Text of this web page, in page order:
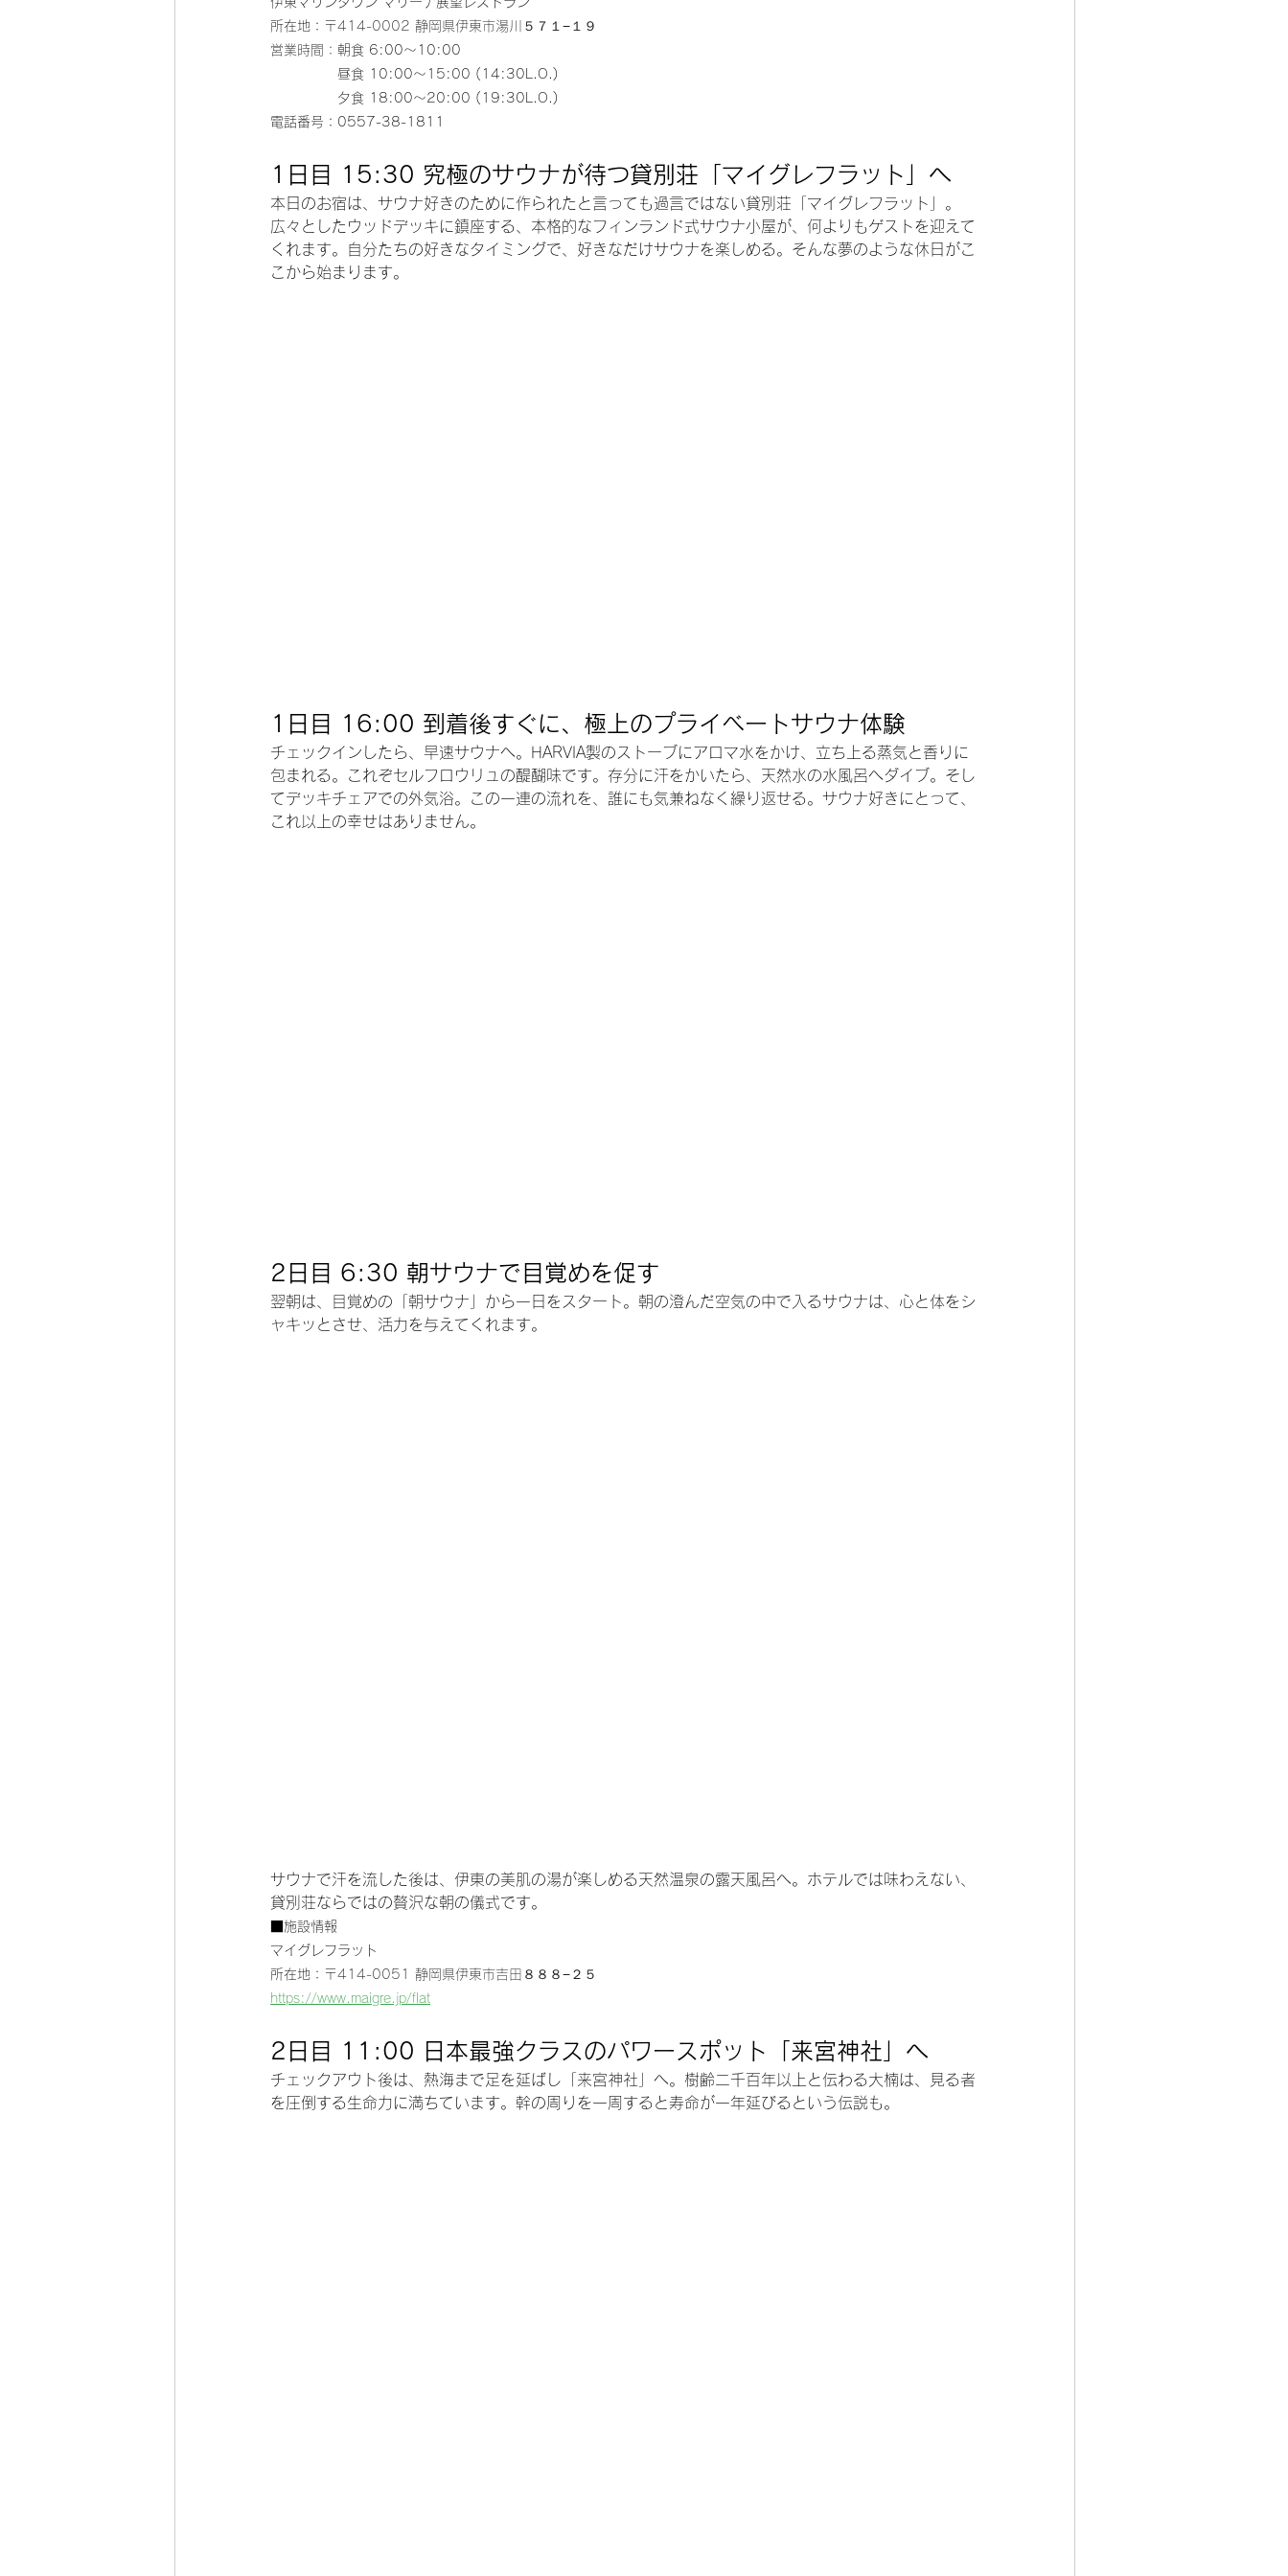
所在地： 〒414-0002 静岡県伊東市湯川５７１−１９
営業時間： 朝食 6:00～10:00
昼食 10:00～15:00 (14:30L.O.)
夕食 18:00～20:00 (19:30L.O.)
電話番号：0557-38-1811
1日目 15:30 究極のサウナが待つ貸別荘「マイグレフラット」へ
本日のお宿は、サウナ好きのために作られたと言っても過言ではない貸別荘「マイグレフラット」。
広々としたウッドデッキに鎮座する、本格的なフィンランド式サウナ小屋が、何よりもゲストを迎えて
くれます。自分たちの好きなタイミングで、好きなだけサウナを楽しめる。そんな夢のような休日がこ
こから始まります。
1日目 16:00 到着後すぐに、極上のプライベートサウナ体験
チェックインしたら、早速サウナへ。HARVIA製のストーブにアロマ水をかけ、立ち上る蒸気と香りに
包まれる。これぞセルフロウリュの醍醐味です。存分に汗をかいたら、天然水の水風呂へダイブ。そし
てデッキチェアでの外気浴。この一連の流れを、誰にも気兼ねなく繰り返せる。サウナ好きにとって、
これ以上の幸せはありません。
2日目 6:30 朝サウナで目覚めを促す
翌朝は、目覚めの「朝サウナ」から一日をスタート。朝の澄んだ空気の中で入るサウナは、心と体をシ
ャキッとさせ、活力を与えてくれます。
サウナで汗を流した後は、伊東の美肌の湯が楽しめる天然温泉の露天風呂へ。ホテルでは味わえない、
貸別荘ならではの贅沢な朝の儀式です。
■施設情報
マイグレフラット
所在地： 〒414-0051 静岡県伊東市吉田８８８−２５
https://www.maigre.jp/flat
2日目 11:00 日本最強クラスのパワースポット「来宮神社」へ
チェックアウト後は、熱海まで足を延ばし「来宮神社」へ。樹齢二千百年以上と伝わる大楠は、見る者
を圧倒する生命力に満ちています。幹の周りを一周すると寿命が一年延びるという伝説も。